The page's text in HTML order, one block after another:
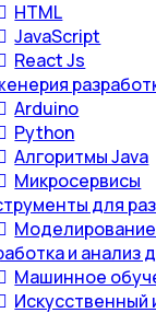
HTML
JavaScript
React Js
Arduino
Python
Алгоритмы Java
Микросервисы
для
Моделирование
и анализ
Машинное